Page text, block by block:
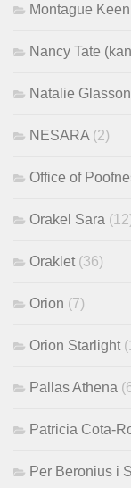
Montague Keen
Nancy Tate
Natalie Glasson
NESARA (2)
Office of
Orakel Sara
Oraklet (36)
Orion (7)
Orion Starlight
Pallas Athena
Patricia Cota-
Per Beronius i